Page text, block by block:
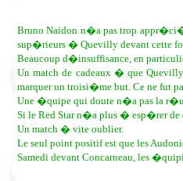
Bruno Naidon n�a pas trop
sup�rieurs � Quevilly devant cette
Beaucoup d�insuffisance, en
Un match de cadeaux � que
marquer un troisi�me but. Ce ne fut
Une �quipe qui doute n�a pas la
Si le Red Star n�a plus � esp�rer de
Un match � vite oublier.
Le seul point positif est que les
Samedi devant Concarneau, les